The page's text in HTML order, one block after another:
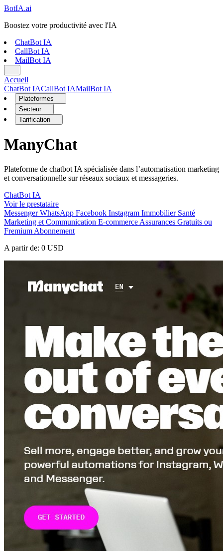
BotIA.ai
Boostez votre productivité avec l'IA
ChatBot IA
CallBot IA
MailBot IA
Accueil
ChatBot IACallBot IAMailBot IA
Plateformes
Secteur
Tarification
ManyChat
Plateforme de chatbot IA spécialisée dans l’automatisation marketing
et conversationnelle sur réseaux sociaux et messageries.
ChatBot IA
Voir le prestataire
Messenger WhatsApp Facebook Instagram Immobilier Santé
Marketing et Communication E-commerce Assurances Gratuits ou
Fremium Abonnement
A partir de: 0 USD